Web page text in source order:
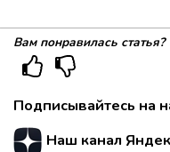
Вам понравилась статья?
Подписывайтесь на
Наш канал